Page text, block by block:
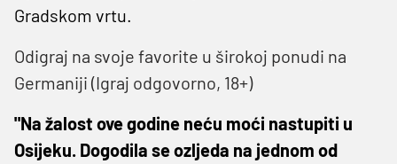
Gradskom vrtu.
Odigraj na svoje favorite u širokoj ponudi na
Germaniji (Igraj odgovorno, 18+)
"Na žalost ove godine neću moći nastupiti u
Osijeku. Dogodila se ozljeda na jednom od